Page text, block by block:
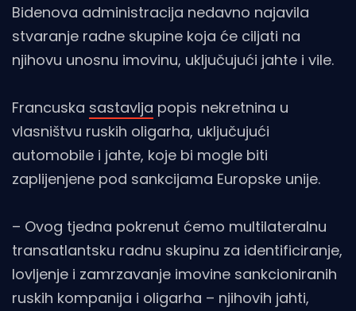
Bidenova administracija nedavno najavila
stvaranje radne skupine koja će ciljati na
njihovu unosnu imovinu, uključujući jahte i vile.
Francuska sastavlja popis nekretnina u
vlasništvu ruskih oligarha, uključujući
automobile i jahte, koje bi mogle biti
zaplijenjene pod sankcijama Europske unije.
– Ovog tjedna pokrenut ćemo multilateralnu
transatlantsku radnu skupinu za identificiranje,
lovljenje i zamrzavanje imovine sankcioniranih
ruskih kompanija i oligarha – njihovih jahti,